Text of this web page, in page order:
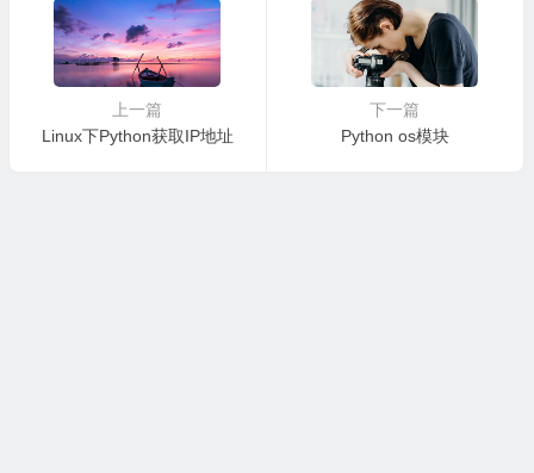
上一篇
Linux下Python获取IP地址
下一篇
Python os模块